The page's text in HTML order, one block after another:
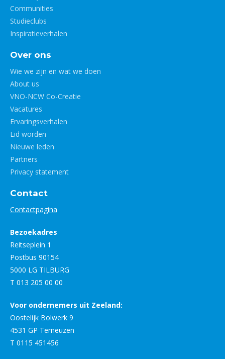
Communities
Studieclubs
Inspiratieverhalen
Over ons
Wie we zijn en wat we doen
About us
VNO-NCW Co-Creatie
Vacatures
Ervaringsverhalen
Lid worden
Nieuwe leden
Partners
Privacy statement
Contact
Contactpagina
Bezoekadres
Reitseplein 1
Postbus 90154
5000 LG TILBURG
T 013 205 00 00
Voor ondernemers uit Zeeland:
Oostelijk Bolwerk 9
4531 GP Terneuzen
T 0115 451456